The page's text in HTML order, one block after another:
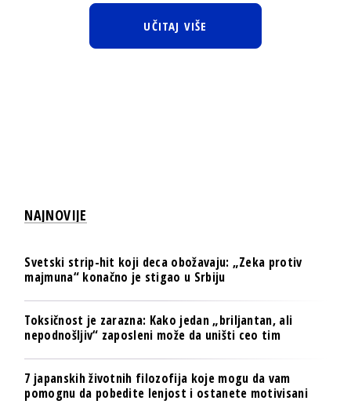
UČITAJ VIŠE
NAJNOVIJE
Svetski strip-hit koji deca obožavaju: „Zeka protiv
majmuna“ konačno je stigao u Srbiju
Toksičnost je zarazna: Kako jedan „briljantan, ali
nepodnošljiv“ zaposleni može da uništi ceo tim
7 japanskih životnih filozofija koje mogu da vam
pomognu da pobedite lenjost i ostanete motivisani